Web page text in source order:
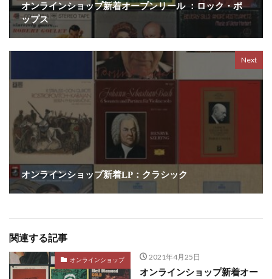
オンラインショップ新着オープンリール ：ロック・ポ
ップス
Next
オンラインショップ新着LP：クラシック
関連する記事
オンラインショップ 2021年4月25日
オンラインショップ新着オー